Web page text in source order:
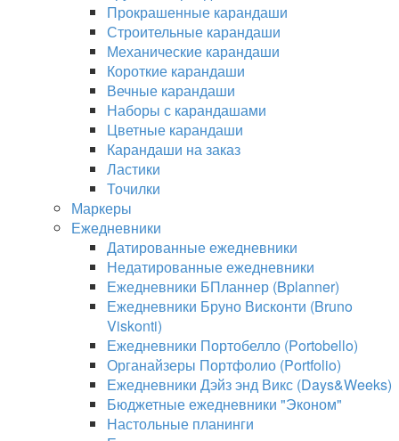
Прокрашенные карандаши
Строительные карандаши
Механические карандаши
Короткие карандаши
Вечные карандаши
Наборы с карандашами
Цветные карандаши
Карандаши на заказ
Ластики
Точилки
Маркеры
Ежедневники
Датированные ежедневники
Недатированные ежедневники
Ежедневники БПланнер (Bplanner)
Ежедневники Бруно Висконти (Bruno
Viskonti)
Ежедневники Портобелло (Portobello)
Органайзеры Портфолио (Portfolio)
Ежедневники Дэйз энд Викс (Days&Weeks)
Бюджетные ежедневники "Эконом"
Настольные планинги